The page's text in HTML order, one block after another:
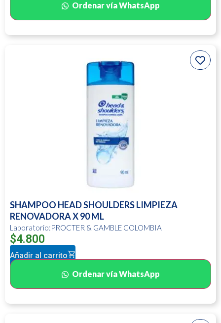
Ordenar vía WhatsApp
SHAMPOO HEAD SHOULDERS LIMPIEZA
RENOVADORA X 90 ML
Laboratorio:PROCTER & GAMBLE COLOMBIA
$4.800
Añadir al carrito
Ordenar vía WhatsApp